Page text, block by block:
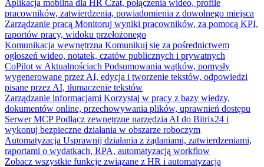
Aplikacja mobilna dla HR Czat, połączenia wideo, profile
pracowników, zatwierdzenia, powiadomienia z dowolnego miejsca
Zarządzanie pracą Monitoruj wyniki pracowników, za pomocą KPI,
raportów pracy, widoku przełożonego
Komunikacja wewnętrzna Komunikuj się za pośrednictwem
ogłoszeń wideo, notatek, czatów publicznych i prywatnych
CoPilot w Aktualnościach Podsumowania wątków, pomysły
wygenerowane przez AI, edycja i tworzenie tekstów, odpowiedzi
pisane przez AI, tłumaczenie tekstów
Zarządzanie informacjami Korzystaj w pracy z bazy wiedzy,
dokumentów online, przechowywania plików, uprawnień dostępu
Serwer MCP Podłącz zewnętrzne narzędzia AI do Bitrix24 i
wykonuj bezpieczne działania w obszarze roboczym
Automatyzacja Usprawnij działania z żądaniami, zatwierdzeniami,
raportami o wydatkach, RPA, automatyzacją workflow
Zobacz wszystkie funkcje związane z HR i automatyzacją